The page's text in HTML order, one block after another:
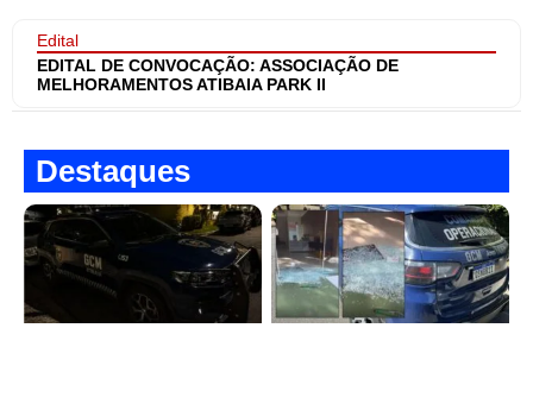
Edital
EDITAL DE CONVOCAÇÃO: ASSOCIAÇÃO DE
MELHORAMENTOS ATIBAIA PARK II
Destaques